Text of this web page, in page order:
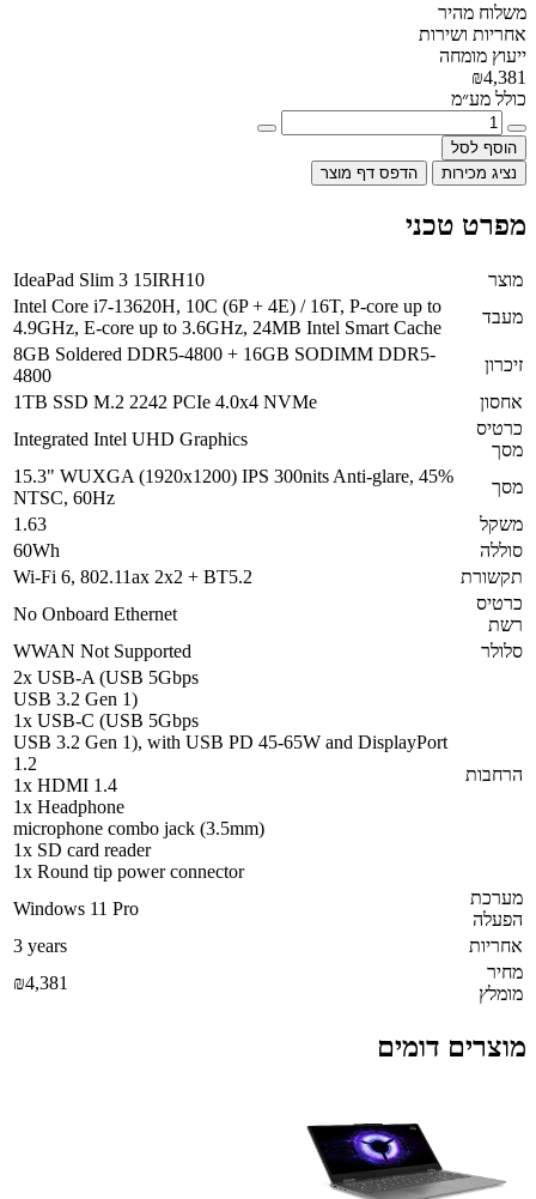
משלוח מהיר
אחריות ושירות
ייעוץ מומחה
₪4,381
כולל מע״מ
הוסף לסל
נציג מכירות
הדפס דף מוצר
מפרט טכני
מוצר
IdeaPad Slim 3 15IRH10
מעבד
Intel Core i7-13620H, 10C (6P + 4E) / 16T, P-core up to
4.9GHz, E-core up to 3.6GHz, 24MB Intel Smart Cache
זיכרון
8GB Soldered DDR5-4800 + 16GB SODIMM DDR5-
4800
אחסון
1TB SSD M.2 2242 PCIe 4.0x4 NVMe
כרטיס
מסך
Integrated Intel UHD Graphics
מסך
15.3" WUXGA (1920x1200) IPS 300nits Anti-glare, 45%
NTSC, 60Hz
משקל
1.63
סוללה
60Wh
תקשורת
Wi-Fi 6, 802.11ax 2x2 + BT5.2
כרטיס
רשת
No Onboard Ethernet
סלולר
WWAN Not Supported
הרחבות
2x USB-A (USB 5Gbps
USB 3.2 Gen 1)
1x USB-C (USB 5Gbps
USB 3.2 Gen 1), with USB PD 45-65W and DisplayPort
1.2
1x HDMI 1.4
1x Headphone
microphone combo jack (3.5mm)
1x SD card reader
1x Round tip power connector
מערכת
הפעלה
Windows 11 Pro
אחריות
3 years
מחיר
מומלץ
₪4,381
מוצרים דומים